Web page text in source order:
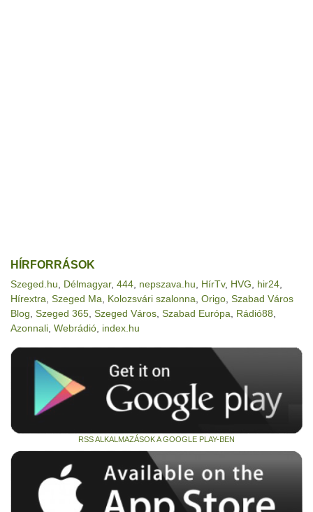
HÍRFORRÁSOK
Szeged.hu Délmagyar, 444 nepszava.hu HírTv, HVG hir24
Hírextra Szeged Ma Kolozsvári szalonna Origo Szabad Város
Blog Szeged 365 Szeged Város Szabad Európa Rádió88
Azonnali Webrádió index.hu
RSS ALKALMAZÁSOK A GOOGLE PLAY-BEN